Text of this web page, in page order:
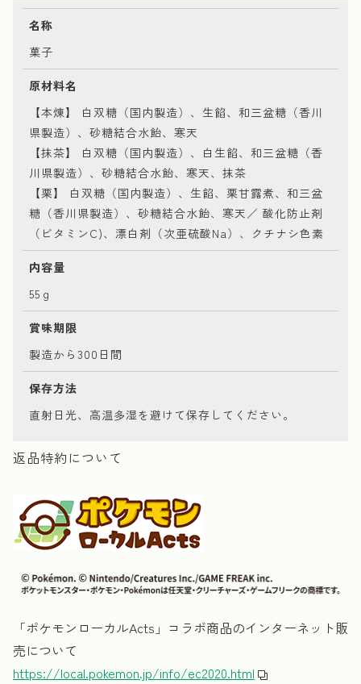
名称
菓子
原材料名
【本煉】 白双糖（国内製造）、生餡、和三盆糖（香川
県製造）、砂糖結合水飴、寒天
【抹茶】 白双糖（国内製造）、白生餡、和三盆糖（香
川県製造）、砂糖結合水飴、寒天、抹茶
【栗】 白双糖（国内製造）、生餡、栗甘露煮、和三盆
糖（香川県製造）、砂糖結合水飴、寒天／ 酸化防止剤
（ビタミンC)、漂白剤（次亜硫酸Na）、クチナシ色素
内容量
55ｇ
賞味期限
製造から300日間
保存方法
直射日光、高温多湿を避けて保存してください。
返品特約について
「ポケモンローカルActs」コラボ商品のインターネット販
売について
https://local.pokemon.jp/info/ec2020.html